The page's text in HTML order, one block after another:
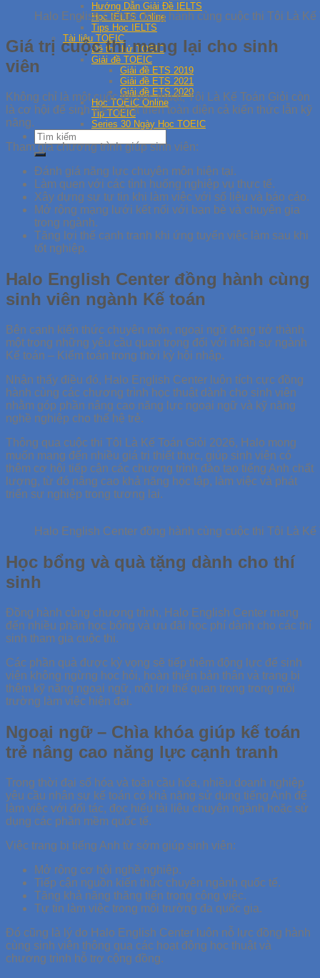
Hướng Dẫn Giải Đề IELTS
Học IELTS Online
Tips Học IELTS
Tài liệu TOEIC
Đề thi thử TOEIC
Giải đề TOEIC
Giải đề ETS 2019
Giải đề ETS 2021
Giải đề ETS 2020
Học TOEIC Online
Tip TOEIC
Series 30 Ngày Học TOEIC
Halo English Center đồng hành cùng cuộc thi Tôi Là Kế
Giá trị cuộc thi mang lại cho sinh
viên
Không chỉ là một cuộc thi học thuật, Tôi Là Kế Toán Giỏi còn
là cơ hội để sinh viên phát triển toàn diện cả kiến thức lẫn kỹ
năng.
Tham gia chương trình giúp sinh viên:
Đánh giá năng lực chuyên môn hiện tại.
Làm quen với các tình huống nghiệp vụ thực tế.
Xây dựng sự tự tin khi làm việc với số liệu và báo cáo.
Mở rộng mạng lưới kết nối với bạn bè và chuyên gia
trong ngành.
Tăng lợi thế cạnh tranh khi ứng tuyển việc làm sau khi
tốt nghiệp.
Halo English Center đồng hành cùng
sinh viên ngành Kế toán
Bên cạnh kiến thức chuyên môn, ngoại ngữ đang trở thành
một trong những yêu cầu quan trọng đối với nhân sự ngành
Kế toán – Kiểm toán trong thời kỳ hội nhập.
Nhận thấy điều đó, Halo English Center luôn tích cực đồng
hành cùng các chương trình học thuật dành cho sinh viên
nhằm góp phần nâng cao năng lực ngoại ngữ và kỹ năng
nghề nghiệp cho thế hệ trẻ.
Thông qua cuộc thi Tôi Là Kế Toán Giỏi 2026, Halo mong
muốn mang đến nhiều giá trị thiết thực, giúp sinh viên có
thêm cơ hội tiếp cận các chương trình đào tạo tiếng Anh chất
lượng, từ đó nâng cao khả năng học tập, làm việc và phát
triển sự nghiệp trong tương lai.
Halo English Center đồng hành cùng cuộc thi Tôi Là Kế
Học bổng và quà tặng dành cho thí
sinh
Đồng hành cùng chương trình, Halo English Center mang
đến nhiều phần học bổng và ưu đãi học phí dành cho các thí
sinh tham gia cuộc thi.
Các phần quà được kỳ vọng sẽ tiếp thêm động lực để sinh
viên không ngừng học hỏi, hoàn thiện bản thân và trang bị
thêm kỹ năng ngoại ngữ, một lợi thế quan trọng trong môi
trường làm việc hiện đại.
Ngoại ngữ – Chìa khóa giúp kế toán
trẻ nâng cao năng lực cạnh tranh
Trong thời đại số hóa và toàn cầu hóa, nhiều doanh nghiệp
yêu cầu nhân sự kế toán có khả năng sử dụng tiếng Anh để
làm việc với đối tác, đọc hiểu tài liệu chuyên ngành hoặc sử
dụng các phần mềm quốc tế.
Việc trang bị tiếng Anh từ sớm giúp sinh viên:
Mở rộng cơ hội nghề nghiệp.
Tiếp cận nguồn kiến thức chuyên ngành quốc tế.
Tăng khả năng thăng tiến trong công việc.
Tự tin làm việc trong môi trường đa quốc gia.
Đó cũng là lý do Halo English Center luôn nỗ lực đồng hành
cùng sinh viên thông qua các hoạt động học thuật và
chương trình hỗ trợ cộng đồng.